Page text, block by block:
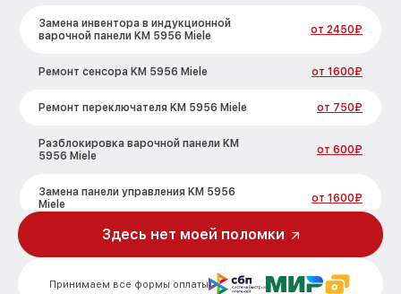
Замена инвентора в индукционной
варочной панели KM 5956 Miele
от 2450₽
Ремонт сенсора KM 5956 Miele от 1600₽
Ремонт переключателя KM 5956 Miele от 750₽
Разблокировка варочной панели KM
5956 Miele
от 600₽
Замена панели управления KM 5956
Miele
от 1600₽
Ремонт модуля управления KM 5956
Замена сенсора KM 5956 Miele от 1600₽
Принимаем все формы оплаты
Здесь нет моей поломки